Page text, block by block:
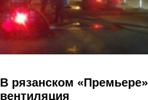
В рязанском
вентиляция